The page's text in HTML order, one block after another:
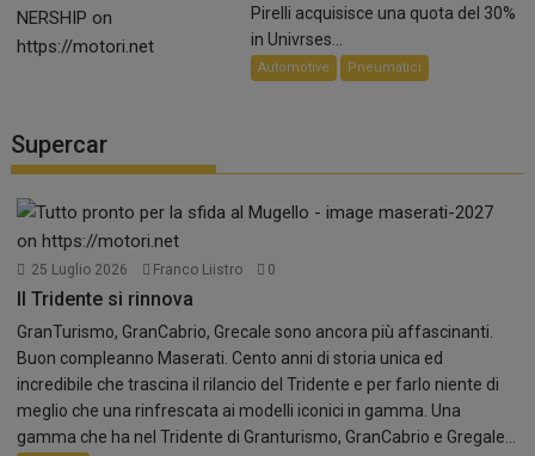
Pirelli acquisisce una quota del 30%
in Univrses...
Automotive Pneumatici
Supercar
25 Luglio 2026 Franco Liistro 0
Il Tridente si rinnova
GranTurismo, GranCabrio, Grecale sono ancora più affascinanti.
Buon compleanno Maserati. Cento anni di storia unica ed
incredibile che trascina il rilancio del Tridente e per farlo niente di
meglio che una rinfrescata ai modelli iconici in gamma. Una
gamma che ha nel Tridente di Granturismo, GranCabrio e Gregale...